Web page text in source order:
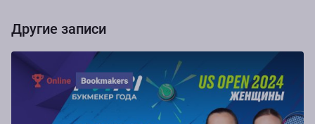
Другие записи